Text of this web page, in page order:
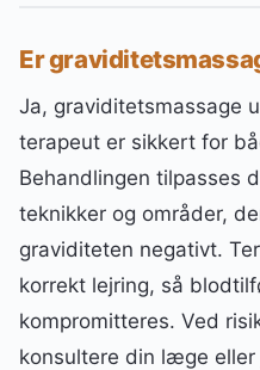
Er
Ja, graviditetsmassage
terapeut er sikkert for
Behandlingen tilpasses
teknikker og områder,
graviditeten negativt.
korrekt lejring, så
kompromitteres. Ved
konsultere din læge